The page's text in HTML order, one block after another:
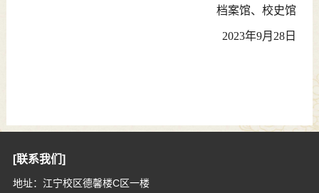
档案馆、校史馆
2023年9月28日
[联系我们]
地址：江宁校区德馨楼C区一楼